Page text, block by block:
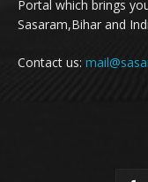
Portal which brings
Sasaram,Bihar and
Contact us: